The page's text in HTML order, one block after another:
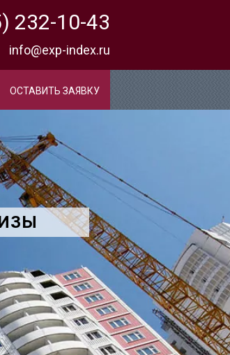
232-10-43
info@exp-index.ru
ОСТАВИТЬ ЗАЯВКУ